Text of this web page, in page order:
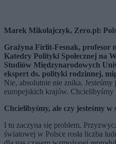
Marek Mikołajczyk, Zero.pl:
Grażyna Firlit-Fesnak, profesor
Katedry Polityki Społecznej na
Studiów Międzynarodowych
ekspert ds. polityki rodzinnej,
Nie, absolutnie nie znika.
europejskich krajów. Chcielibyśmy
Chcielibyśmy, ale czy jesteśmy w
I tu zaczyna się problem.
światowej w Polsce rosła liczba